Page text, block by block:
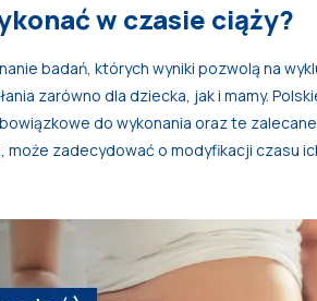
w czasie ciąży?
badań, których wyniki pozwolą na
zarówno dla dziecka, jak i mamy.
do wykonania oraz te
zadecydować o modyfikacji czasu